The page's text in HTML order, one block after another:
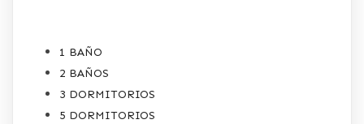
1 BAÑO
2 BAÑOS
3 DORMITORIOS
5 DORMITORIOS